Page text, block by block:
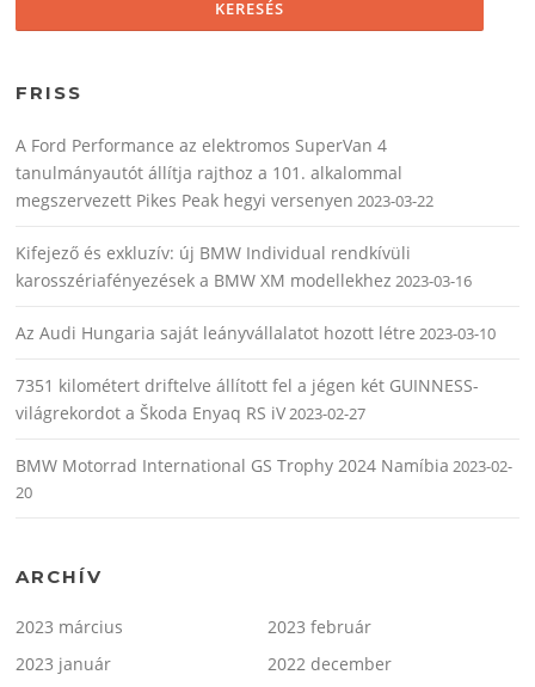
FRISS
A Ford Performance az elektromos SuperVan 4
tanulmányautót állítja rajthoz a 101. alkalommal
megszervezett Pikes Peak hegyi versenyen 2023-03-22
Kifejező és exkluzív: új BMW Individual rendkívüli
karosszériafényezések a BMW XM modellekhez 2023-03-16
Az Audi Hungaria saját leányvállalatot hozott létre 2023-03-10
7351 kilométert driftelve állított fel a jégen két GUINNESS-
világrekordot a Škoda Enyaq RS iV2023-02-27
BMW Motorrad International GS Trophy 2024 Namíbia 2023-02-
20
ARCHÍV
2023 március
2023 február
2023 január
2022 december